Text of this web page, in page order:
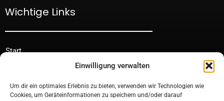
Einwilligung verwalten
Um dir ein optimales Erlebnis zu bieten, verwenden wir Technologien wie
Cookies, um Geräteinformationen zu speichern und/oder darauf
Wichtige Links
Start
Förderung & Finanzierung
Über uns
Jobs